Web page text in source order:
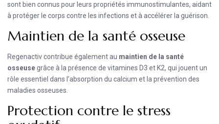
sont bien connus pour leurs propriétés immunostimulantes, aidant
à protéger le corps contre les infections et à accélérer la guérison.
Maintien de la santé osseuse
Regenactiv contribue également au maintien de la santé
osseusegrâce à la présence de vitamines D3 et K2, qui jouent un
rôle essentiel dans l’absorption du calcium et la prévention des
maladies osseuses.
Protection contre le stress